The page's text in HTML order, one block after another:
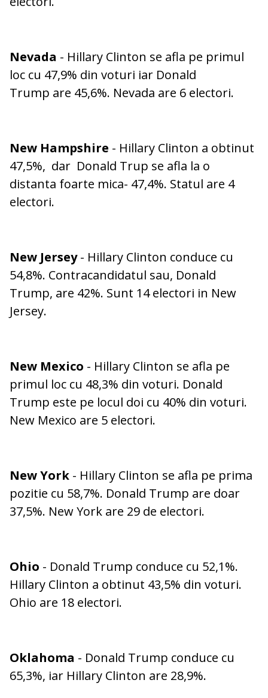
Nevada - Hillary Clinton se afla pe primul
loc cu 47,9% din voturi iar Donald
Trump are 45,6%. Nevada are 6 electori.
New Hampshire - Hillary Clinton a obtinut
47,5%, dar Donald Trup se afla la o
distanta foarte mica- 47,4%. Statul are 4
electori.
New Jersey- Hillary Clinton conduce cu
54,8%. Contracandidatul sau, Donald
Trump, are 42%. Sunt 14 electori in New
Jersey.
New Mexico - Hillary Clinton se afla pe
primul loc cu 48,3% din voturi. Donald
Trump este pe locul doi cu 40% din voturi.
New Mexico are 5 electori.
New York - Hillary Clinton se afla pe prima
pozitie cu 58,7%. Donald Trump are doar
37,5%. New York are 29 de electori.
Ohio - Donald Trump conduce cu 52,1%.
Hillary Clinton a obtinut 43,5% din voturi.
Ohio are 18 electori.
Oklahoma - Donald Trump conduce cu
65,3%, iar Hillary Clinton are 28,9%.